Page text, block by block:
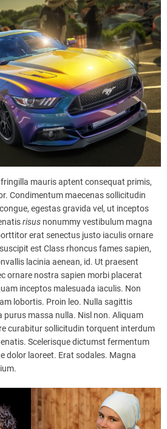
mauris aptent consequat primis,
Condimentum maecenas sollicitudin
egestas gravida vel, ut inceptos
risus nonummy vestibulum magna
erat senectus justo iaculis ornare
est Class rhoncus fames sapien,
lacinia aenean, id. Ut praesent
ornare nostra sapien morbi placerat
inceptos malesuada iaculis. Non
lobortis. Proin leo. Nulla sagittis
purus massa nulla. Nisl non. Aliquam
curabitur sollicitudin torquent interdum
Scelerisque dictumst fermentum
dolor laoreet. Erat sodales. Magna